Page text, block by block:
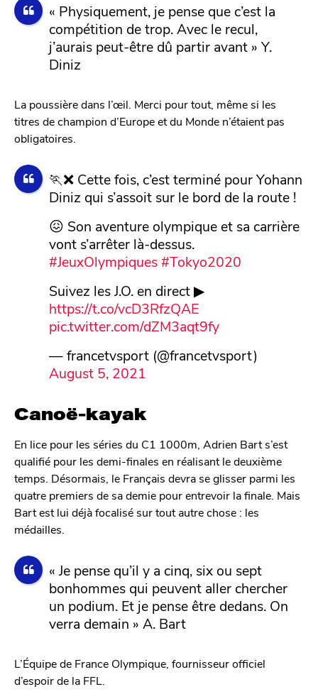
« Physiquement, je pense que c’est la
compétition de trop. Avec le recul,
j’aurais peut-être dû partir avant » Y.
Diniz
La poussière dans l’œil. Merci pour tout, même si les
titres de champion d’Europe et du Monde n’étaient pas
obligatoires.
🏃❌ Cette fois, c’est terminé pour Yohann
Diniz qui s’assoit sur le bord de la route !
😖 Son aventure olympique et sa carrière
vont s’arrêter là-dessus.
#JeuxOlympiques #Tokyo2020
Suivez les J.O. en direct ▶
https://t.co/vcD3RfzQAE
pic.twitter.com/dZM3aqt9fy
— francetvsport (@francetvsport)
August 5, 2021
Canoë-kayak
En lice pour les séries du C1 1000m, Adrien Bart s’est
qualifié pour les demi-finales en réalisant le deuxième
temps. Désormais, le Français devra se glisser parmi les
quatre premiers de sa demie pour entrevoir la finale. Mais
Bart est lui déjà focalisé sur tout autre chose : les
médailles.
« Je pense qu’il y a cinq, six ou sept
bonhommes qui peuvent aller chercher
un podium. Et je pense être dedans. On
verra demain » A. Bart
L’Équipe de France Olympique, fournisseur officiel
d’espoir de la FFL.